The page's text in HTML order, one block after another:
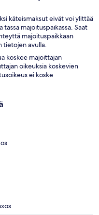
käteismaksut eivät voi ylittää
tässä majoituspaikassa. Saat
majoituspaikkaan
tietojen avulla.
koskee majoittajan
oikeuksia koskevien
ei koske